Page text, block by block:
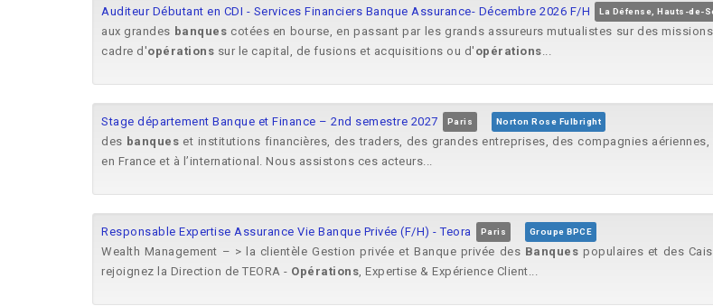
Auditeur Débutant en CDI - Services Financiers Banque Assurance- Décembre 2026 F/H La Défense, Hauts-de-
aux grandes banques cotées en bourse, en passant par les grands assureurs mutualistes sur des
cadre d'opérations sur le capital, de fusions et acquisitions ou d' opérations...
Stage département Banque et Finance – 2nd semestre 2027 Paris Norton Rose Fulbright
des banques et institutions financières, des traders, des grandes entreprises, des compagnies
en France et à l’international. Nous assistons ces acteurs...
Responsable Expertise Assurance Vie Banque Privée (F/H) - Teora Paris Groupe BPCE
Wealth Management – > la clientèle Gestion privée et Banque privée des Banques populaires et des
rejoignez la Direction de TEORA - Opérations, Expertise & Expérience Client...